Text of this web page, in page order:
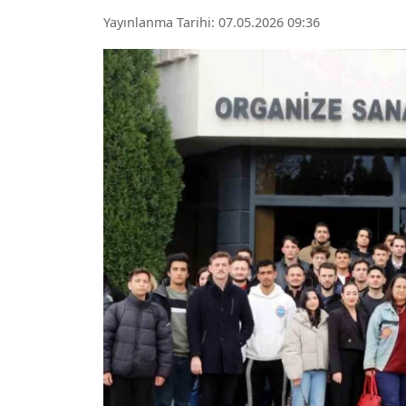
Yayınlanma Tarihi: 07.05.2026 09:36